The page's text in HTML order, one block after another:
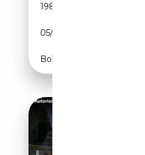
198 000 km
05/2011
Boîte manuelle